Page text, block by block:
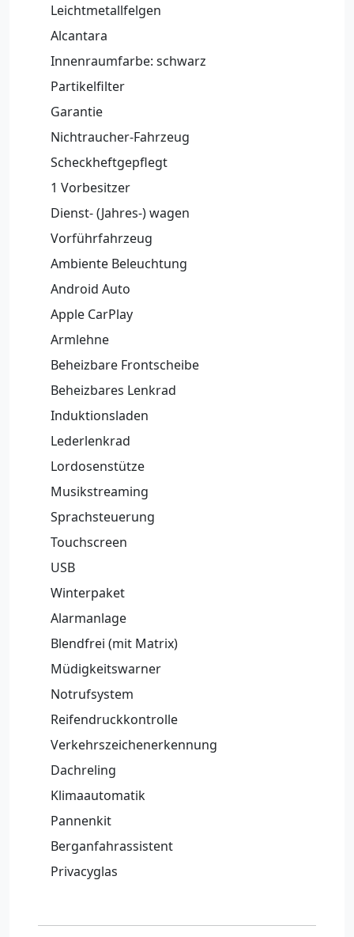
Leichtmetallfelgen
Alcantara
Innenraumfarbe: schwarz
Partikelfilter
Garantie
Nichtraucher-Fahrzeug
Scheckheftgepflegt
1 Vorbesitzer
Dienst- (Jahres-) wagen
Vorführfahrzeug
Ambiente Beleuchtung
Android Auto
Apple CarPlay
Armlehne
Beheizbare Frontscheibe
Beheizbares Lenkrad
Induktionsladen
Lederlenkrad
Lordosenstütze
Musikstreaming
Sprachsteuerung
Touchscreen
USB
Winterpaket
Alarmanlage
Blendfrei (mit Matrix)
Müdigkeitswarner
Notrufsystem
Reifendruckkontrolle
Verkehrszeichenerkennung
Dachreling
Klimaautomatik
Pannenkit
Berganfahrassistent
Privacyglas